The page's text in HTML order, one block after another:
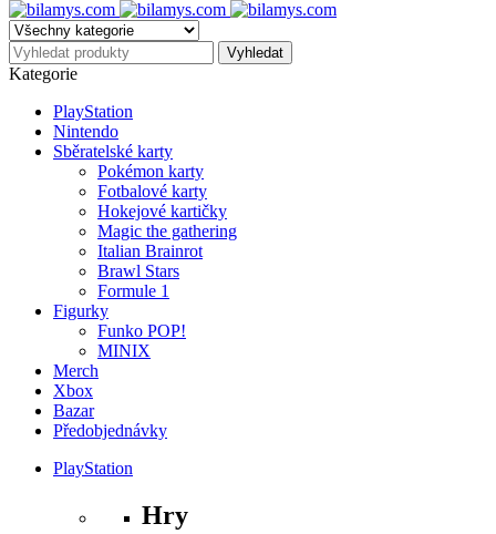
Kategorie
PlayStation
Nintendo
Sběratelské karty
Pokémon karty
Fotbalové karty
Hokejové kartičky
Magic the gathering
Italian Brainrot
Brawl Stars
Formule 1
Figurky
Funko POP!
MINIX
Merch
Xbox
Bazar
Předobjednávky
PlayStation
Hry